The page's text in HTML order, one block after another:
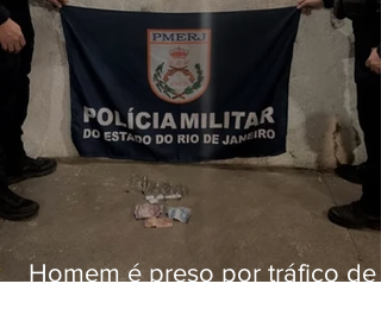
Homem é preso por tráfico de